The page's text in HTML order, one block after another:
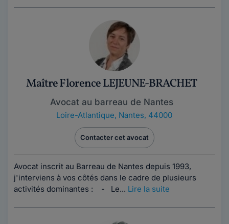
Maître Florence LEJEUNE-BRACHET
Avocat au barreau de Nantes
Loire-Atlantique, Nantes, 44000
Contacter cet avocat
Avocat inscrit au Barreau de Nantes depuis 1993,
j'interviens à vos côtés dans le cadre de plusieurs
activités dominantes : - Le... Lire la suite